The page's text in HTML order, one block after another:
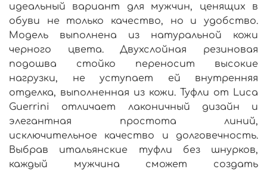
идеальный вариант для мужчин, ценящих в
обуви не только качество, но и удобство.
Модель выполнена из натуральной кожи
черного цвета. Двухслойная резиновая
подошва стойко переносит высокие
нагрузки, не уступает ей внутренняя
отделка, выполненная из кожи. Туфли от Luca
Guerrini отличает лаконичный дизайн и
элегантная простота линий,
исключительное качество и долговечность.
Выбрав итальянские туфли без шнурков,
каждый мужчина сможет создать